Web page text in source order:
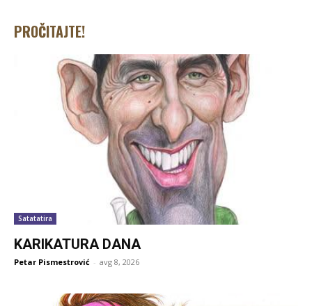
PROČITAJTE!
Satatatira
KARIKATURA DANA
Petar Pismestrović - avg 8, 2026